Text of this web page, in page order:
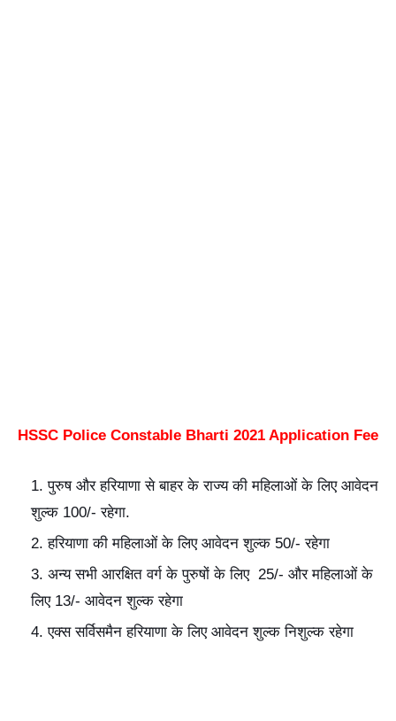
HSSC Police Constable Bharti 2021 Application Fee
पुरुष और हरियाणा से बाहर के राज्य की महिलाओं के लिए आवेदन
शुल्क 100/- रहेगा.
हरियाणा की महिलाओं के लिए आवेदन शुल्क 50/- रहेगा
अन्य सभी आरक्षित वर्ग के पुरुषों के लिए 25/- और महिलाओं के
लिए 13/- आवेदन शुल्क रहेगा
एक्स सर्विसमैन हरियाणा के लिए आवेदन शुल्क निशुल्क रहेगा